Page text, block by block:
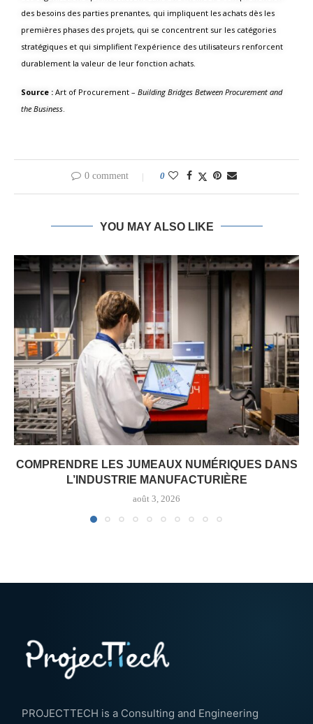
des besoins des parties prenantes, qui impliquent les achats dès les
premières phases des projets, qui se concentrent sur les catégories
stratégiques et qui simplifient l’expérience des utilisateurs renforcent
durablement la valeur de leur fonction achats.
Source : Art of Procurement – Building Bridges Between Procurement and
the Business
0 comment 0
YOU MAY ALSO LIKE
COMPRENDRE LES JUMEAUX NUMÉRIQUES DANS
L’INDUSTRIE MANUFACTURIÈRE
août 3, 2026
PROJECTTECH is a Consulting and Engineering